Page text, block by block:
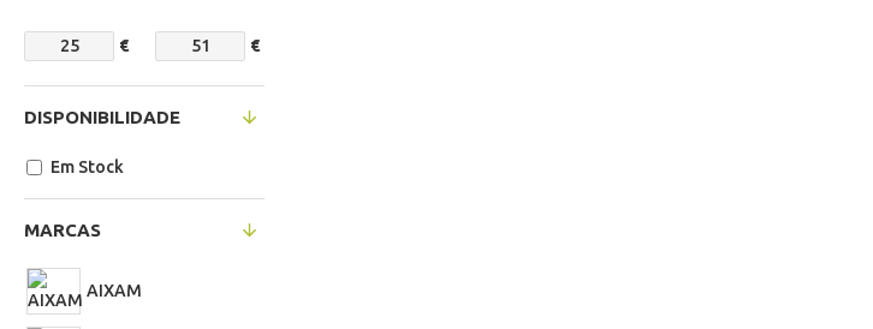
€ €
MARCAS
AIXAM
DISPONIBILIDADE
Em Stock